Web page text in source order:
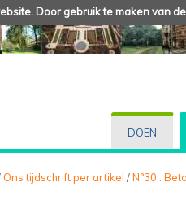
Door gebruik te maken van
DOEN
Ons tijdschrift per artikel /N°30 :